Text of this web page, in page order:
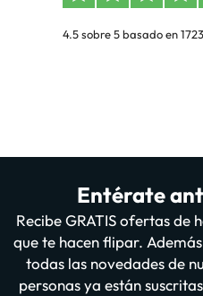
4.5 sobre 5 basado en
Entérate
Recibe GRATIS ofertas de
que te hacen flipar.
todas las novedades de
personas ya están